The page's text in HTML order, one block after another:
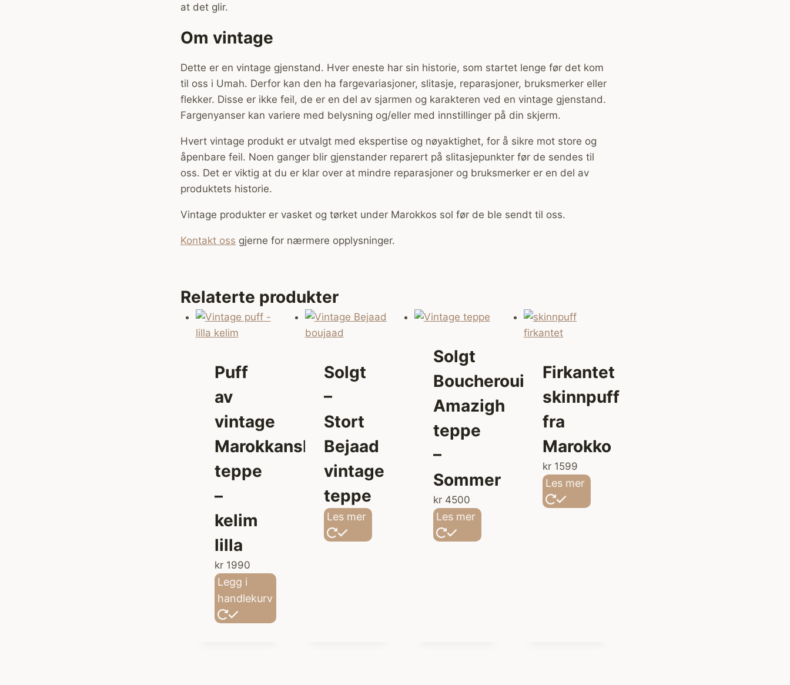
at det glir.
Om vintage
Dette er en vintage gjenstand. Hver eneste har sin historie, som startet lenge før det kom
til oss i Umah. Derfor kan den ha fargevariasjoner, slitasje, reparasjoner, bruksmerker eller
flekker. Disse er ikke feil, de er en del av sjarmen og karakteren ved en vintage gjenstand.
Fargenyanser kan variere med belysning og/eller med innstillinger på din skjerm.
Hvert vintage produkt er utvalgt med ekspertise og nøyaktighet, for å sikre mot store og
åpenbare feil. Noen ganger blir gjenstander reparert på slitasjepunkter før de sendes til
oss. Det er viktig at du er klar over at mindre reparasjoner og bruksmerker er en del av
produktets historie.
Vintage produkter er vasket og tørket under Marokkos sol før de ble sendt til oss.
Kontakt oss gjerne for nærmere opplysninger.
Relaterte produkter
Puff
av
vintage
Marokkansk
teppe
–
kelim
lilla
kr1990
Legg i
handlekurv
Solgt
–
Stort
Bejaad
vintage
teppe
Les mer
Solgt
Boucherouite
Amazigh
teppe
–
Sommer
kr4500
Les mer
Firkantet
skinnpuff
fra
Marokko
kr1599
Les mer